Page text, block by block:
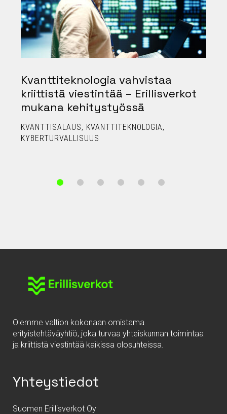
Kvanttiteknologia vahvistaa
kriittistä viestintää – Erillisverkot
mukana kehitystyössä
KVANTTISALAUS
KVANTTITEKNOLOGIA
KYBERTURVALLISUUS
Olemme valtion kokonaan omistama
erityistehtäväyhtiö, joka turvaa yhteiskunnan toimintaa
ja kriittistä viestintää kaikissa olosuhteissa.
Yhteystiedot
Suomen Erillisverkot Oy